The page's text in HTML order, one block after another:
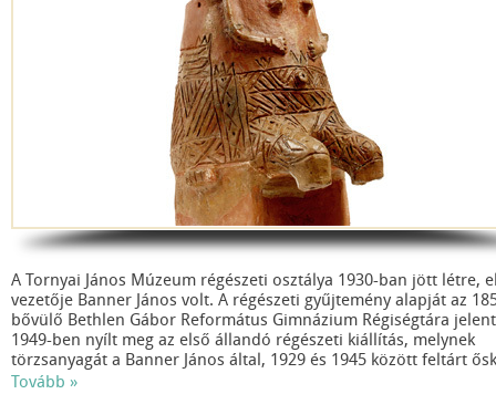
A Tornyai János Múzeum régészeti osztálya 1930-ban jött létre,
vezetője Banner János volt. A régészeti gyűjtemény alapját az
bővülő Bethlen Gábor Református Gimnázium Régiségtára
1949-ben nyílt meg az első állandó régészeti kiállítás, melynek
törzsanyagát a Banner János által, 1929 és 1945 között feltárt
leletanyag képezte. A Tornyai János Múzeum régészeti
Tovább »